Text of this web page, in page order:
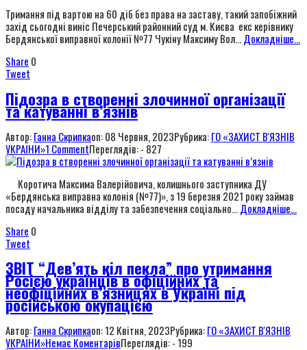
Тримання під вартою на 60 діб без права на заставу, такий запобіжний
захід сьогодні виніс Печерський районний суд м. Києва екс керівнику
Бердянської виправної колонії №77 Чукіну Максиму Вол...Докладніше...
Share 0
Tweet
Підозра в створенні злочинної організації
та катуванні в’язнів
Автор:Ганна Скрипкаon:08 Червня, 2023Рубрика:ГО «ЗАХИСТ В'ЯЗНІВ
УКРАЇНИ»1 CommentПереглядів: - 827
Коротича Максима Валерійовича, колишнього заступника ДУ
«Бердянська виправна колонія (№77)», з 19 березня 2021 року займав
посаду начальника відділу та забезпечення соціально...Докладніше...
Share 0
Tweet
ЗВІТ “Дев’ять кіл пекла” про утримання
Росією українців в офіційних та
неофіційних в’язницях в Україні під
російською окупацією
Автор:Ганна Скрипкаon:12 Квітня, 2023Рубрика:ГО «ЗАХИСТ В'ЯЗНІВ
УКРАЇНИ»Немає КоментарівПереглядів: - 199